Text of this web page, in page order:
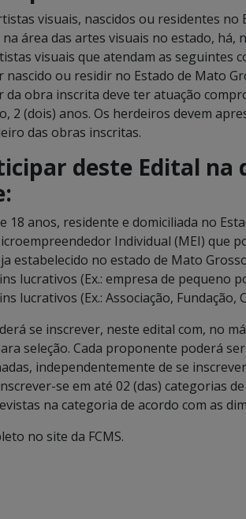
visuais, nascidos ou residentes no
área das artes visuais no estado, há,
visuais que atendam as seguintes
ou residir no Estado de Mato
obra inscrita deve ter atuação
2 (dois) anos. Os herdeiros devem
das obras inscritas.
deste Edital na
18 anos, residente e domiciliada no
Individual (MEI) que
estabelecido no estado de Mato
lucrativos (Ex.: empresa de pequeno
lucrativos (Ex.: Associação, Fundação,
se inscrever, neste edital com, no
seleção. Cada proponente poderá
independentemente de se
se em até 02 (das) categorias
na categoria de acordo com as
no site da FCMS.